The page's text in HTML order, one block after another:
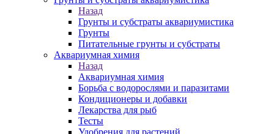
Назад
Грунты и субстраты аквариумистика
Грунты
Питательные грунты и субстраты
Аквариумная химия
Назад
Аквариумная химия
Борьба с водорослями и паразитами
Кондиционеры и добавки
Лекарства для рыб
Тесты
Удобрения для растений